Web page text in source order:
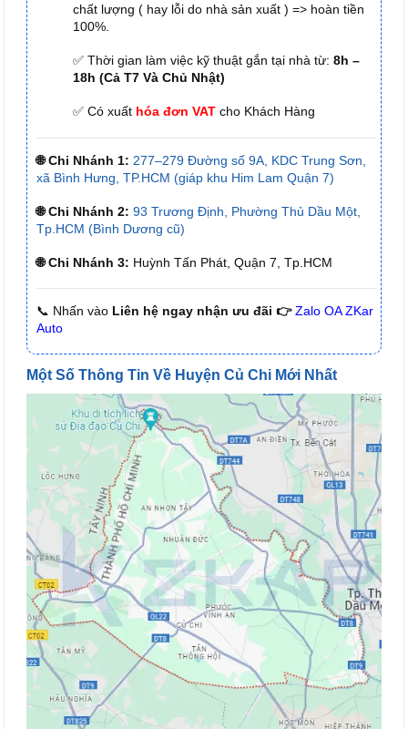
chất lượng ( hay lỗi do nhà sản xuất ) => hoàn tiền
100%.
✅ Thời gian làm việc kỹ thuật gắn tại nhà từ: 8h –
18h (Cả T7 Và Chủ Nhật)
✅ Có xuất hóa đơn VAT cho Khách Hàng
🌐 Chi Nhánh 1: 277–279 Đường số 9A, KDC Trung Sơn,
xã Bình Hưng, TP.HCM (giáp khu Him Lam Quận 7)
🌐 Chi Nhánh 2: 93 Trương Định, Phường Thủ Dầu Một,
Tp.HCM (Bình Dương cũ)
🌐 Chi Nhánh 3: Huỳnh Tấn Phát, Quận 7, Tp.HCM
📞 Nhấn vào Liên hệ ngay nhận ưu đãi 👉 Zalo OA ZKar
Auto
Một Số Thông Tin Về Huyện Củ Chi Mới Nhất